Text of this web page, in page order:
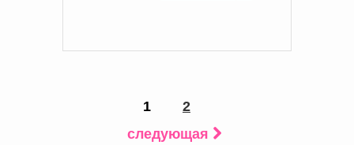
1
2
следующая